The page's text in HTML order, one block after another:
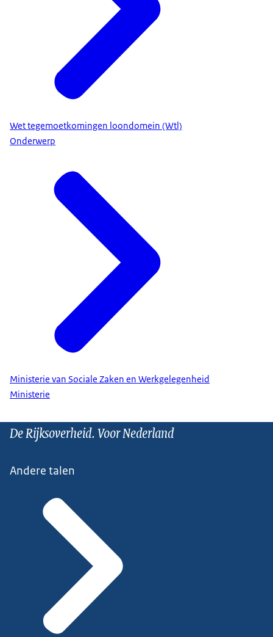
Wet tegemoetkomingen loondomein (Wtl)
Onderwerp
Ministerie van Sociale Zaken en Werkgelegenheid
Ministerie
De Rijksoverheid. Voor Nederland
Andere talen